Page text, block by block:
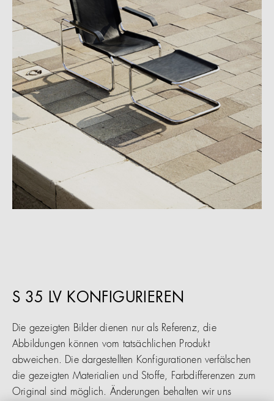
S 35 LV KONFIGURIEREN
Die gezeigten Bilder dienen nur als Referenz, die
Abbildungen können vom tatsächlichen Produkt
abweichen. Die dargestellten Konfigurationen verfälschen
die gezeigten Materialien und Stoffe, Farbdifferenzen zum
Original sind möglich. Änderungen behalten wir uns